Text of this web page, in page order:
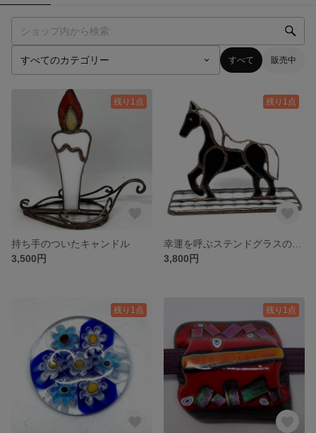
すべて 販売中
残り1点
持ち手のついたキャンドル
3,500円
残り1点
3,800円
残り1点 残り1点